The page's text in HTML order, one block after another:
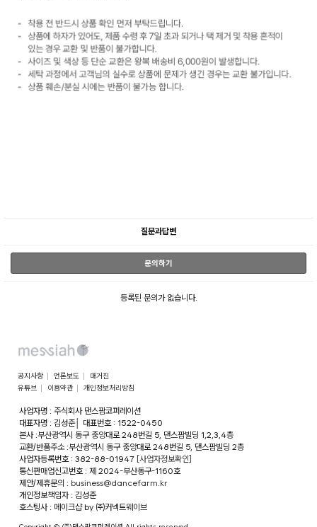
질문과답변
문의하기
등록된 문의가 없습니다.
공지사항 언론보도
매거진
유튜브
이용약관 개인정보처리방침
사업자명 : 주식회사 댄스팜코퍼레이션
대표자명 : 김성준│
대표번호 : 1522-0450
본사 :부산광역시 동구 중앙대로 248번길 5, 댄스팜빌딩 1,2,3,4층
교환/반품주소 :부산광역시 동구 중앙대로 248번길 5, 댄스팜빌딩 2층
사업자등록번호 : 382-88-01947 [사업자정보확인]
통신판매업신고번호 : 제 2024-부산동구-1160호
제안/제휴문의 : business@dancefarm.kr
개인정보책임자 : 김성준
호스팅사 : 메이크샵 by ㈜커넥트웨이브